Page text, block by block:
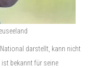
darstellt, kann nicht
bekannt für seine